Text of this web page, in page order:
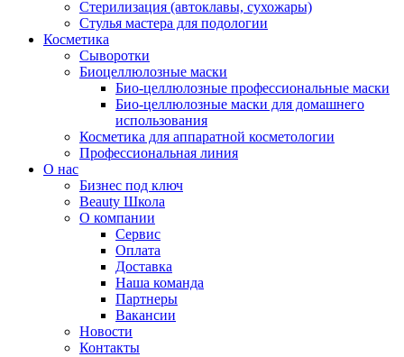
Стерилизация (автоклавы, сухожары)
Стулья мастера для подологии
Косметика
Сыворотки
Биоцеллюлозные маски
Био-целлюлозные профессиональные маски
Био-целлюлозные маски для домашнего
использования
Косметика для аппаратной косметологии
Профессиональная линия
О нас
Бизнес под ключ
Beauty Школа
О компании
Сервис
Оплата
Доставка
Наша команда
Партнеры
Вакансии
Новости
Контакты